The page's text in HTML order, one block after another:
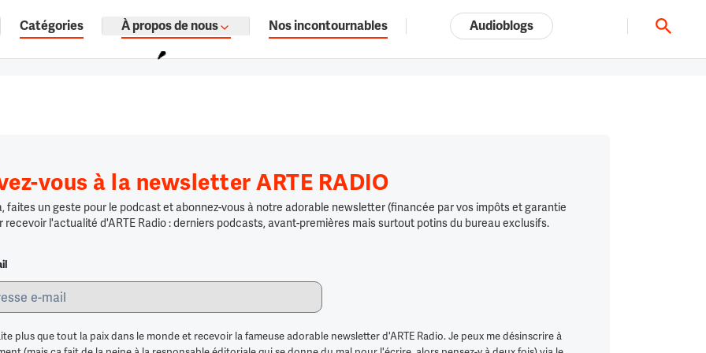
documentaires audio.
Tout l'univers ARTE.tv
Catégories À propos de nous Nos incontournables Audioblogs
vous à la newsletter ARTE RADIO
faites un geste pour le podcast et abonnez-vous à notre adorable newsletter (financée par vos impôts et garantie
recevoir l'actualité d'ARTE Radio : derniers podcasts, avant-premières mais surtout potins du bureau exclusifs.
plus que tout la paix dans le monde et recevoir la fameuse adorable newsletter d'ARTE Radio. Je peux me désinscrire à